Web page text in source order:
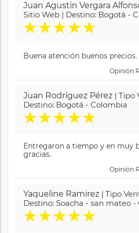
Juan Agustin Vergara
Sitio Web | Destino: Bogotá -
★★★★★
Buena atención buenos precios.
Opinión
Juan Rodríguez Pérez | Tipo
Destino: Bogotá - Colombia
★★★★★
Entregaron a tiempo y en muy
gracias.
Opinión
Yaqueline Ramirez | Tipo
Destino: Soacha - san mateo -
★★★★★